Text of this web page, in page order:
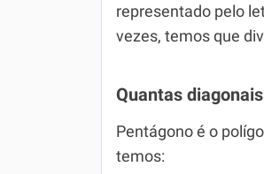
representado pelo
vezes, temos que
Quantas
Pentágono é o
temos: